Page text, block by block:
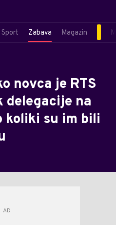
Sport Zabava Magazin
novca je RTS
delegacije na
koliki su im bili